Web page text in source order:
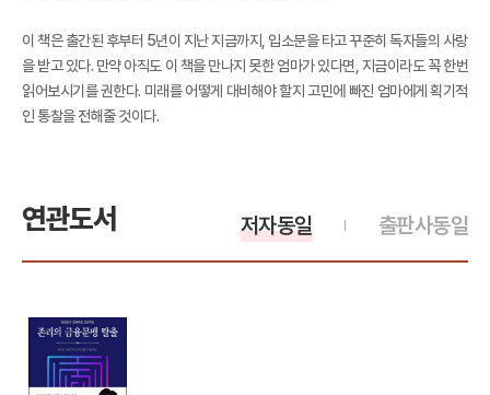
이 책은 출간된 후부터 5년이 지난 지금까지, 입소문을 타고 꾸준히 독자들의 사랑
을 받고 있다. 만약 아직도 이 책을 만나지 못한 엄마가 있다면, 지금이라도 꼭 한번
읽어보시기를 권한다. 미래를 어떻게 대비해야 할지 고민에 빠진 엄마에게 획기적
인 통찰을 전해줄 것이다.
연관도서 출판사동일
저자동일